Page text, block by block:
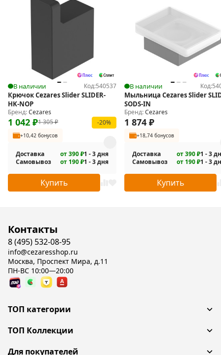
В наличии Код:540537
Крючок Cezares Slider SLIDER-
HK-NOP
Бренд:Cezares
1 305₽
1 042 ₽ -20%
+10,42 бонусов
Доставка от 390 ₽1 - 3 дня
Самовывоз
от 190 ₽1 - 3 дня
Купить
В наличии Код:
Мыльница Cezares Slider
SODS-IN
Бренд:Cezares
1 874 ₽
+18,74 бонусов
Доставка от 390 ₽1 - 3
Самовывоз
от 190 ₽1 - 3
Купить
Контакты
8 (495) 532-08-95
info@cezaresshop.ru
Москва, Проспект Мира, д.11
ПН-ВС 10:00—20:00
ТОП категории
ТОП Коллекции
Для покупателей